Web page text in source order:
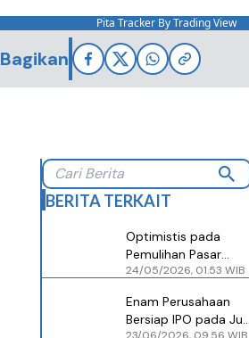
Pita Tracker By Trading View
Bagikan
BERITA TERKAIT
Optimistis pada
Pemulihan Pasar
Kripto,
Siap-siap IPO
24/05/2026, 01.53 WIB
Enam Perusahaan
Bersiap IPO pada Juli